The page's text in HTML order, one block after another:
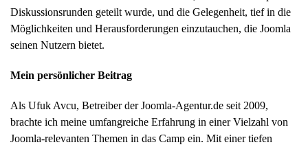
Diskussionsrunden geteilt wurde, und die Gelegenheit, tief in die
Möglichkeiten und Herausforderungen einzutauchen, die Joomla
seinen Nutzern bietet.
Mein persönlicher Beitrag
Als Ufuk Avcu, Betreiber der Joomla-Agentur.de seit 2009,
brachte ich meine umfangreiche Erfahrung in einer Vielzahl von
Joomla-relevanten Themen in das Camp ein. Mit einer tiefen